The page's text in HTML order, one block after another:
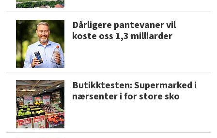
Dårligere pantevaner vil
koste oss 1,3 milliarder
Butikktesten: Supermarked i
nærsenter i for store sko